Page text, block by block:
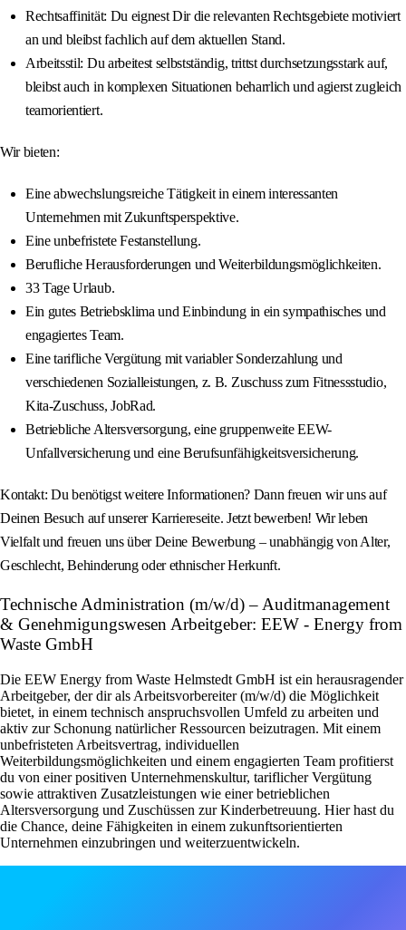
Rechtsaffinität: Du eignest Dir die relevanten Rechtsgebiete motiviert
an und bleibst fachlich auf dem aktuellen Stand.
Arbeitsstil: Du arbeitest selbstständig, trittst durchsetzungsstark auf,
bleibst auch in komplexen Situationen beharrlich und agierst zugleich
teamorientiert.
Wir bieten:
Eine abwechslungsreiche Tätigkeit in einem interessanten
Unternehmen mit Zukunftsperspektive.
Eine unbefristete Festanstellung.
Berufliche Herausforderungen und Weiterbildungsmöglichkeiten.
33 Tage Urlaub.
Ein gutes Betriebsklima und Einbindung in ein sympathisches und
engagiertes Team.
Eine tarifliche Vergütung mit variabler Sonderzahlung und
verschiedenen Sozialleistungen, z. B. Zuschuss zum Fitnessstudio,
Kita-Zuschuss, JobRad.
Betriebliche Altersversorgung, eine gruppenweite EEW-
Unfallversicherung und eine Berufsunfähigkeitsversicherung.
Kontakt: Du benötigst weitere Informationen? Dann freuen wir uns auf
Deinen Besuch auf unserer Karriereseite. Jetzt bewerben! Wir leben
Vielfalt und freuen uns über Deine Bewerbung – unabhängig von Alter,
Geschlecht, Behinderung oder ethnischer Herkunft.
Technische Administration (m/w/d) – Auditmanagement
& Genehmigungswesen Arbeitgeber: EEW - Energy from
Waste GmbH
Die EEW Energy from Waste Helmstedt GmbH ist ein herausragender
Arbeitgeber, der dir als Arbeitsvorbereiter (m/w/d) die Möglichkeit
bietet, in einem technisch anspruchsvollen Umfeld zu arbeiten und
aktiv zur Schonung natürlicher Ressourcen beizutragen. Mit einem
unbefristeten Arbeitsvertrag, individuellen
Weiterbildungsmöglichkeiten und einem engagierten Team profitierst
du von einer positiven Unternehmenskultur, tariflicher Vergütung
sowie attraktiven Zusatzleistungen wie einer betrieblichen
Altersversorgung und Zuschüssen zur Kinderbetreuung. Hier hast du
die Chance, deine Fähigkeiten in einem zukunftsorientierten
Unternehmen einzubringen und weiterzuentwickeln.